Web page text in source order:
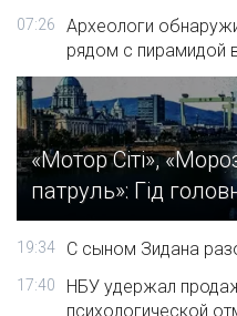
07:26
Археологи
рядом с пирамидой
«Мотор Сіті»,
патруль»: Гід
19:34 С сыном Зидана
17:40
НБУ удержал
психологической